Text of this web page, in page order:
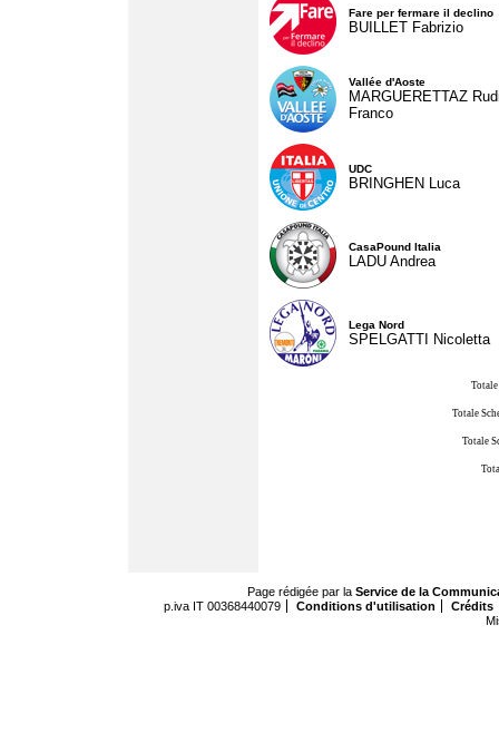
Fare per fermare il declino
BUILLET Fabrizio
Vallée d'Aoste
MARGUERETTAZ
Franco
UDC
BRINGHEN Luca
CasaPound Italia
LADU Andrea
Lega Nord
SPELGATTI Nicoletta
Totale
Totale
Page rédigée par la Service de la
p.iva IT 00368440079
Conditions d'utilisation
Crédits